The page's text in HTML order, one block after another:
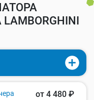
от 4 480 ₽